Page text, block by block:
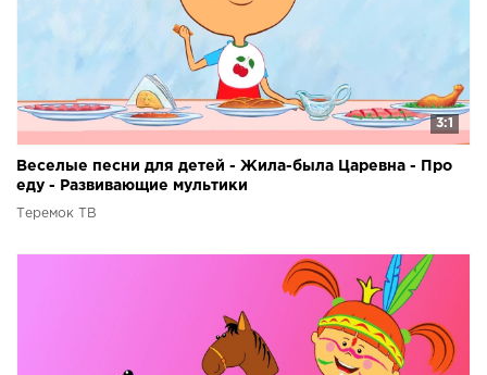
3:1
Веселые песни для детей - Жила-была Царевна - Про
еду - Развивающие мультики
Теремок ТВ